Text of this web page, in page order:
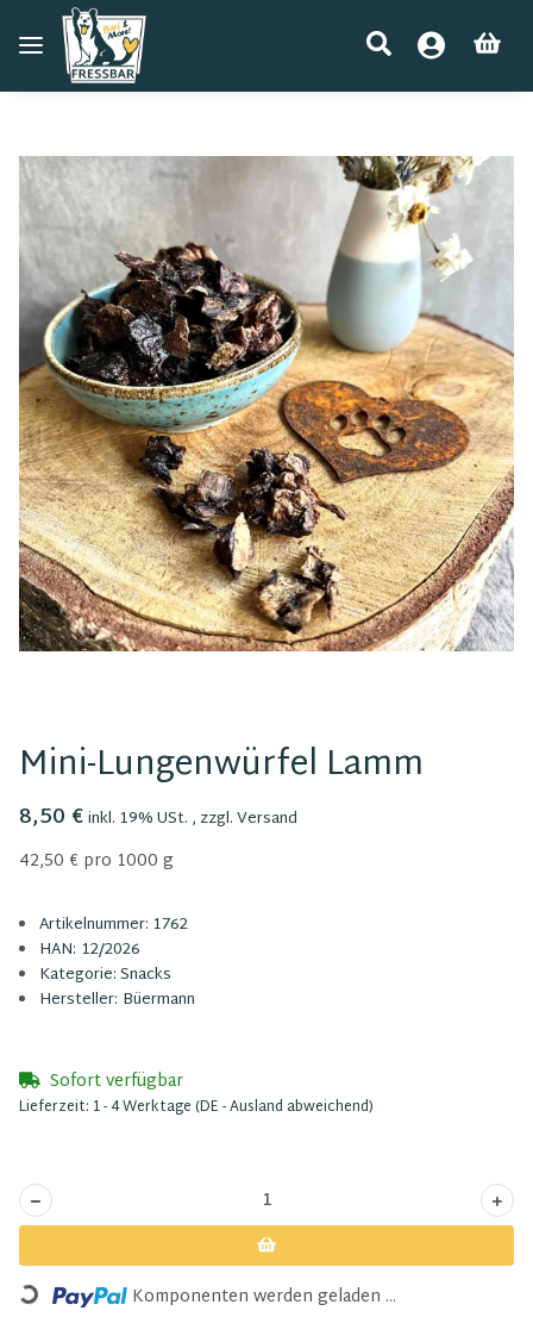
Mini-Lungenwürfel Lamm
8,50 €inkl. 19% USt. , zzgl.Versand
42,50 € pro 1000 g
Artikelnummer: 1762
HAN: 12/2026
Kategorie:Snacks
Hersteller: Büermann
Sofort verfügbar
Lieferzeit: 1 - 4 Werktage(DE - Ausland abweichend)
Loading... Komponenten werden geladen ...